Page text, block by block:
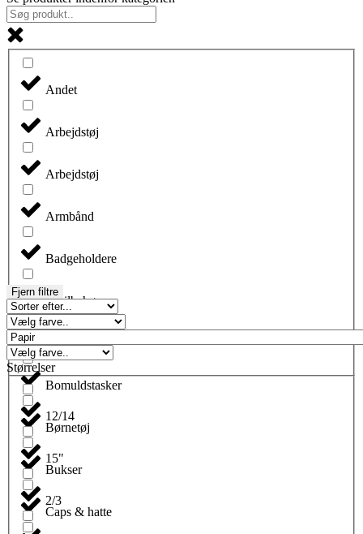
Andet
Arbejdstøj
Arbejdstøj
Armbånd
Badgeholdere
Biltilbehør
Blyanter
Bomuldstasker
Børnetøj
Bukser
Caps & hatte
Fjern filtre
Størrelser
12/14
15"
2/3